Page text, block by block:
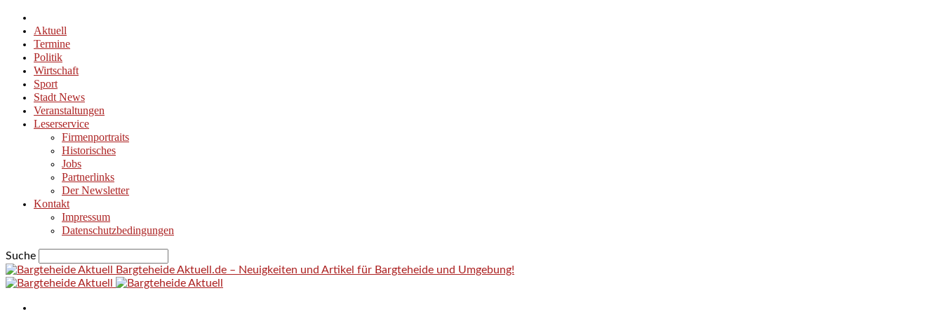
Aktuell
Termine
Politik
Wirtschaft
Sport
Stadt News
Veranstaltungen
Leserservice
Firmenportraits
Historisches
Jobs
Partnerlinks
Der Newsletter
Kontakt
Impressum
Datenschutzbedingungen
Suche
Bargteheide Aktuell.de – Neuigkeiten und Artikel für Bargteheide und Umgebung!